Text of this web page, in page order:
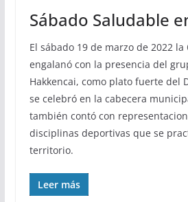
Sábado Saludable
El sábado 19 de marzo de 2022 la
engalanó con la presencia del
Hakkencai, como plato fuerte del
se celebró en la cabecera
también contó con
disciplinas deportivas que se
territorio.
Leer más